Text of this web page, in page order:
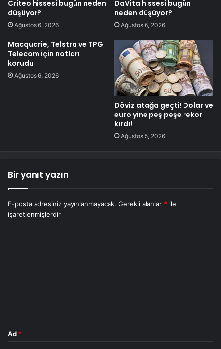
Criteo hissesi bugün neden
düşüyor?
Ağustos 6, 2026
DaVita hissesi bugün
neden düşüyor?
Ağustos 6, 2026
Macquarie, Telstra ve TPG
Telecom için notları
korudu
Ağustos 6, 2026
Döviz atağa geçti! Dolar ve
euro yine peş peşe rekor
kırdı!
Ağustos 5, 2026
Bir yanıt yazın
E-posta adresiniz yayınlanmayacak. Gerekli alanlar * ile
işaretlenmişlerdir
Ad *